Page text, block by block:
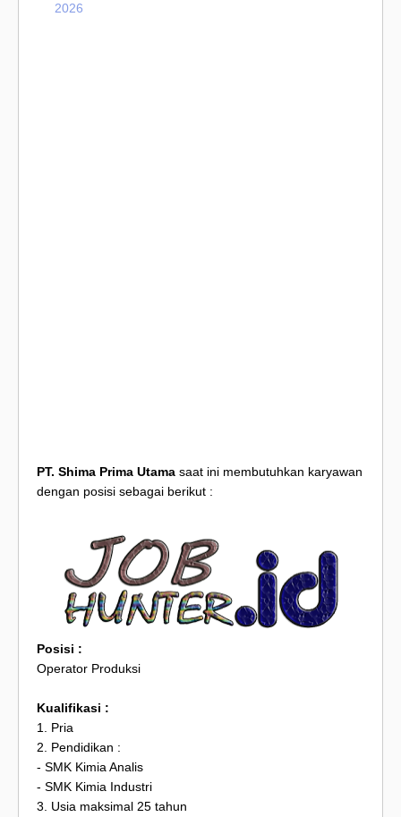
2026
PT. Shima Prima Utama saat ini membutuhkan karyawan
dengan posisi sebagai berikut :
Posisi :
Operator Produksi
Kualifikasi :
1. Pria
2. Pendidikan :
- SMK Kimia Analis
- SMK Kimia Industri
3. Usia maksimal 25 tahun